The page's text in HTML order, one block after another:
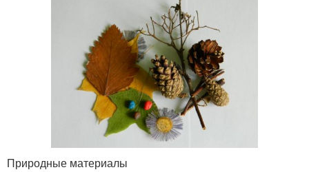
Природные материалы